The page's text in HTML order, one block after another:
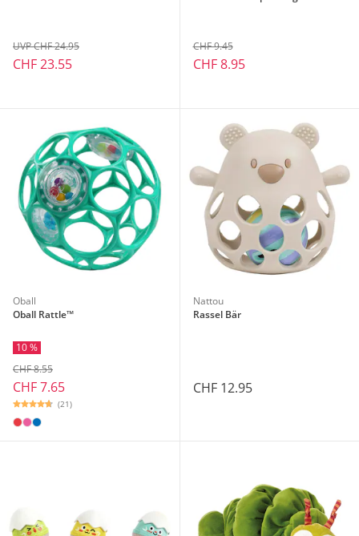
CHF 23.55
UVP CHF 24.95 CHF 9.45
CHF 8.95
Oball
Oball Rattle™
10 %
CHF 8.55
CHF 7.65
(21)
Nattou
Rassel Bär
CHF 12.95